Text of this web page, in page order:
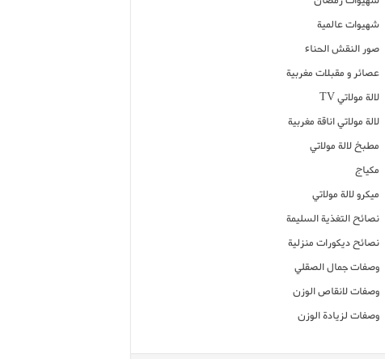
شهيوات عالمية
صور النقش الحناء
عصائر و مقبلات مغربية
لالة مولاتي TV
لالة مولاتي اناقة مغربية
مطبخ لالة مولاتي
مكياج
ميكرو لالة مولاتي
نصائح التغذية السليمة
نصائح ديكورات منزلية
وصفات جمال الصقلي
وصفات لانقاص الوزن
وصفات لزيادة الوزن